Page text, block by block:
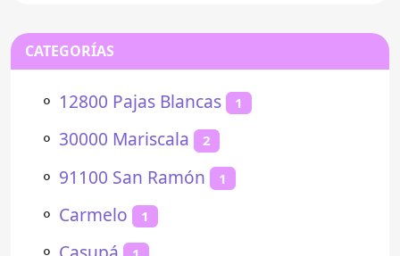
CATEGORÍAS
⚬ 12800 Pajas Blancas 1
⚬ 30000 Mariscala 2
⚬ 91100 San Ramón 1
⚬ Carmelo 1